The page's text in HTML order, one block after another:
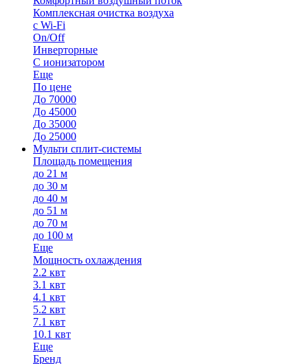
Комплексная очистка воздуха
с Wi-Fi
On/Off
Инверторные
С ионизатором
Еще
По цене
До 70000
До 45000
До 35000
До 25000
Мульти сплит-системы
Площадь помещения
до 21 м
до 30 м
до 40 м
до 51 м
до 70 м
до 100 м
Еще
Мощность охлаждения
2.2 квт
3.1 квт
4.1 квт
5.2 квт
7.1 квт
10.1 квт
Еще
Бренд